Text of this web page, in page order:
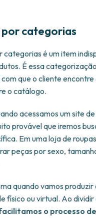
categorias
categorias é um item
É essa
que o cliente encontre
o catálogo.
acessamos um site
provável que iremos
Em uma loja de
peças por sexo,
quando vamos
físico ou virtual. Ao dividir
o processo